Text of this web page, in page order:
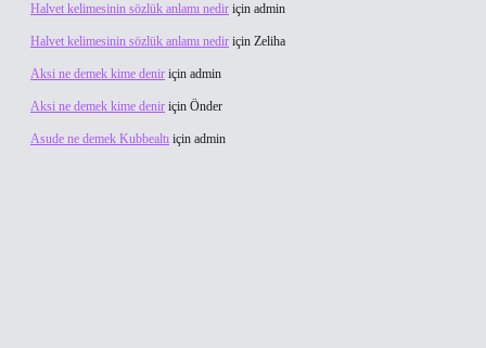
Halvet kelimesinin sözlük anlamı nedir için admin
Halvet kelimesinin sözlük anlamı nedir için Zeliha
Aksi ne demek kime denir için admin
Aksi ne demek kime denir için Önder
Asude ne demek Kubbealtı için admin